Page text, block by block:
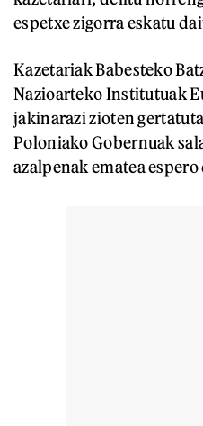
espetxe zigorra eskatu
Kazetariak Babesteko
Nazioarteko Institutuak
jakinarazi zioten
Poloniako Gobernuak
azalpenak ematea